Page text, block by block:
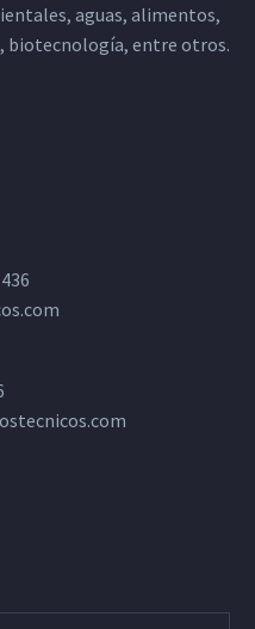
aguas, alimentos,
biotecnología, entre otros.